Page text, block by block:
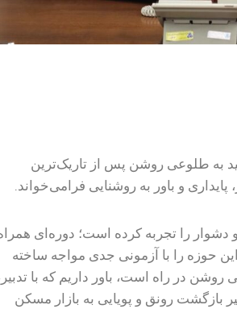
به طلوعی روشن پس از تاریک‌ترین
و باور به روشنایی فرامی‌خواند.
را تجربه کرده است؛ دوره‌ای همراه
حوزه را با آزمونی جدی مواجه ساخته
در راه است، باور داریم که با
بازگشت رونق و پویایی به بازار مسکن